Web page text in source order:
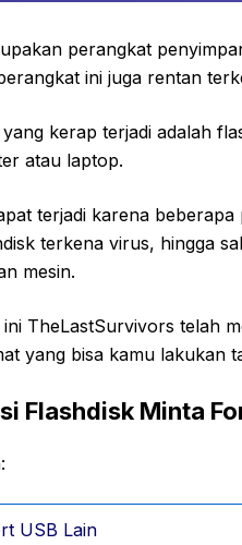
perangkat
ini juga rentan
kerap terjadi adalah
atau laptop.
terjadi karena
terkena virus, hingga
mesin.
TheLastSurvivors telah
yang bisa kamu lakukan
Flashdisk Minta
USB Lain